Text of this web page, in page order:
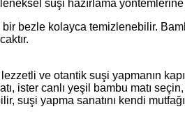
suşi hazırlama
bezle kolayca temizlenebilir.
ve otantik suşi yapmanın
ister canlı yeşil bambu matı
suşi yapma sanatını kendi